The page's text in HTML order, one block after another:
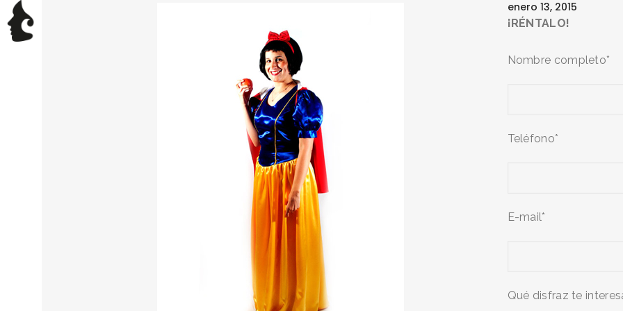
enero 13, 2015
¡RÉNTALO!
Nombre completo*
Teléfono*
E-mail*
Qué disfraz te